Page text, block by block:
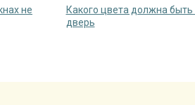
не
Какого цвета должна быть
дверь